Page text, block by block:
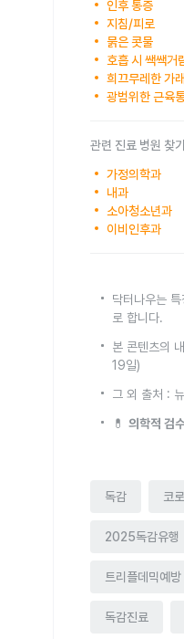
인후 통증
지침/피로
묽은 콧물
호흡 시 쌕쌕거
희끄무레한 가
광범위한 근육
관련 진료 병원 찾
가정의학과
내과
소아청소년과
이비인후과
닥터나우는
로 합니다.
본 콘텐츠의
19일)
그 외 출처 :
💊 의학적 검
독감 코
2025독감유행
트리플데믹예방
독감진료